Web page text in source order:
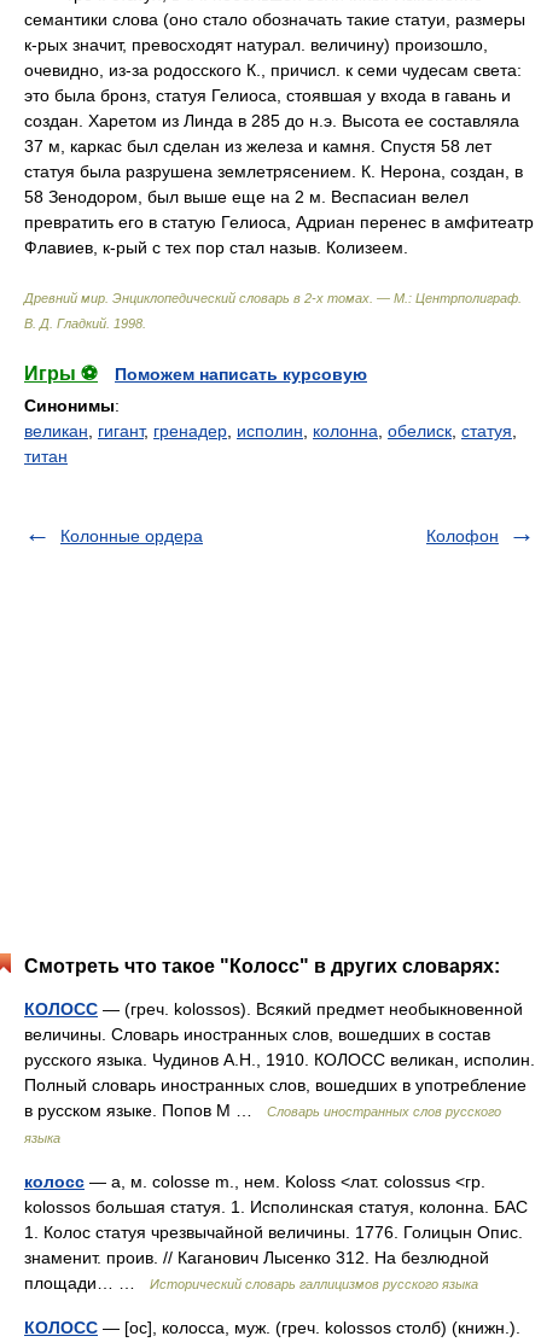
семантики слова (оно стало обозначать такие статуи, размеры
к-рых значит, превосходят натурал. величину) произошло,
очевидно, из-за родосского К., причисл. к семи чудесам света:
это была бронз, статуя Гелиоса, стоявшая у входа в гавань и
создан. Харетом из Линда в 285 до н.э. Высота ее составляла
37 м, каркас был сделан из железа и камня. Спустя 58 лет
статуя была разрушена землетрясением. К. Нерона, создан, в
58 Зенодором, был выше еще на 2 м. Веспасиан велел
превратить его в статую Гелиоса, Адриан перенес в амфитеатр
Флавиев, к-рый с тех пор стал назыв. Колизеем.
Древний мир. Энциклопедический словарь в 2-х томах. — М.: Центрполиграф
В. Д. Гладкий 1998
Игры ⚽
Поможем написать курсовую
Синонимы:
великан
гигант, гренадер исполин колонна обелиск статуя
титан
Колонные ордера Колофон
Смотреть что такое "Колосс" в других словарях:
КОЛОСС — (греч. kolossos). Всякий предмет необыкновенной
величины. Словарь иностранных слов, вошедших в состав
русского языка. Чудинов А.Н., 1910. КОЛОСС великан, исполин.
Полный словарь иностранных слов, вошедших в употребление
в русском языке. Попов М …
Словарь иностранных слов русского
языка
колосс — а, м. colosse m., нем. Koloss <лат. colossus <гр.
kolossos большая статуя. 1. Исполинская статуя, колонна. БАС
1. Колос статуя чрезвычайной величины. 1776. Голицын Опис.
знаменит. проив. // Каганович Лысенко 312. На безлюдной
площади… …
Исторический словарь галлицизмов русского языка
КОЛОСС — [ос], колосса, муж. (греч. kolossos столб) (книжн.).